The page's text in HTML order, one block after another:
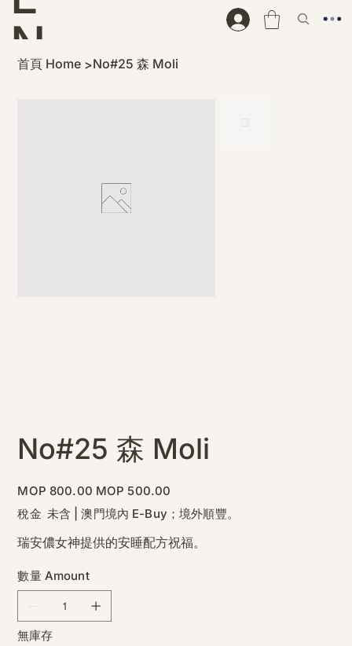
N
D
首頁 Home >No#25 森 Moli
No#25 森 Moli
原
始
價
格
MOP 800.00 促
銷
價
格
MOP 500.00
稅金 未含
澳門境內 E-Buy；境外順豐。
瑞安儂女神提供的安睡配方祝福。
數量 Amount
無庫存